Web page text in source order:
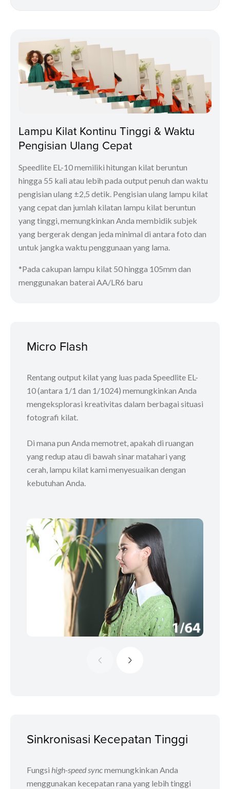
Lampu Kilat Kontinu Tinggi & Waktu
Pengisian Ulang Cepat
Speedlite EL-10 memiliki hitungan kilat beruntun
hingga 55 kali atau lebih pada output penuh dan waktu
pengisian ulang ±2,5 detik. Pengisian ulang lampu kilat
yang cepat dan jumlah kilatan lampu kilat beruntun
yang tinggi, memungkinkan Anda membidik subjek
yang bergerak dengan jeda minimal di antara foto dan
untuk jangka waktu penggunaan yang lama.
*Pada cakupan lampu kilat 50 hingga 105mm dan
menggunakan baterai AA/LR6 baru
Micro Flash
Rentang output kilat yang luas pada Speedlite EL-
10 (antara 1/1 dan 1/1024) memungkinkan Anda
mengeksplorasi kreativitas dalam berbagai situasi
fotografi kilat.
Di mana pun Anda memotret, apakah di ruangan
yang redup atau di bawah sinar matahari yang
cerah, lampu kilat kami menyesuaikan dengan
kebutuhan Anda.
Sinkronisasi Kecepatan Tinggi
Fungsi high-speed syncmemungkinkan Anda
menggunakan kecepatan rana yang lebih tinggi